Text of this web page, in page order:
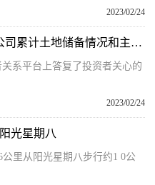
2023/02/24
世界热消息：海南高速：有关公司累计土地储备情况和主要项目开发情况，请详见公司定期报告
系平台上答复了投资者关心的
2023/02/24
光星期八
里从阳光星期八步行约1 0公